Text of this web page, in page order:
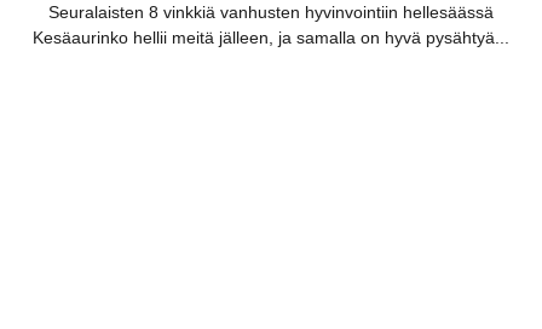
Seuralaisten 8 vinkkiä vanhusten hyvinvointiin hellesäässä
Kesäaurinko hellii meitä jälleen, ja samalla on hyvä pysähtyä...